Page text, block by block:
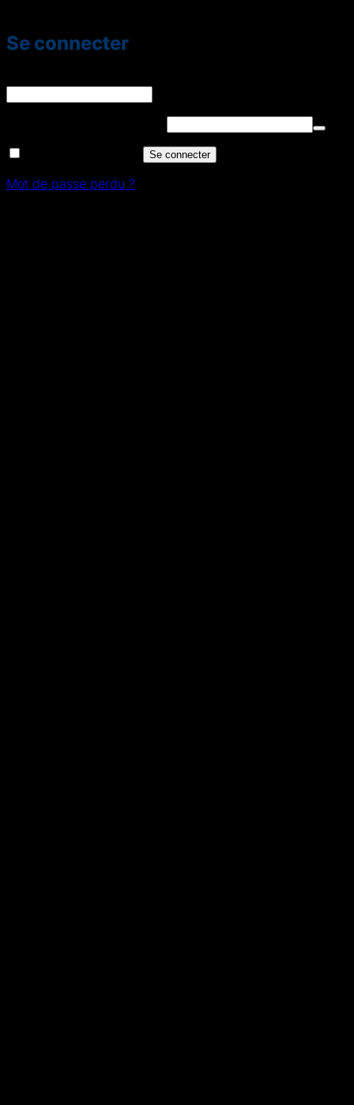
Se connecter
Se connecter
Mot de passe perdu ?